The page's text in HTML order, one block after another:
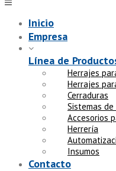
Inicio
Empresa
Línea de
Herrajes
Herrajes
Cerraduras
Sistemas
Accesorios
Herrería
Insumos
Contacto